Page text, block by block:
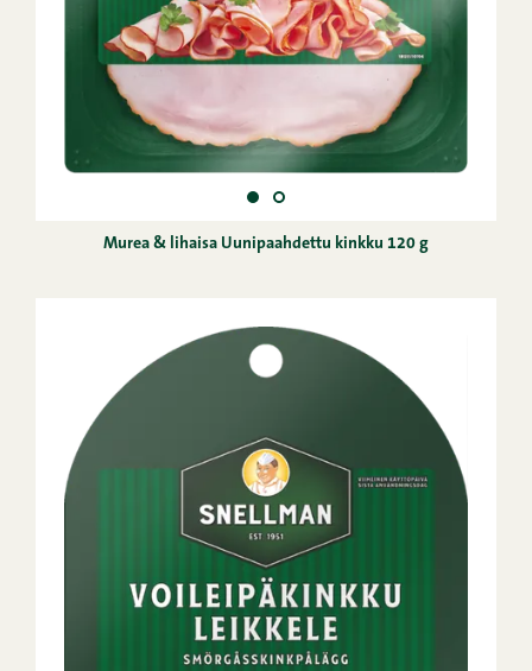
Murea & lihaisa Uunipaahdettu kinkku 120 g